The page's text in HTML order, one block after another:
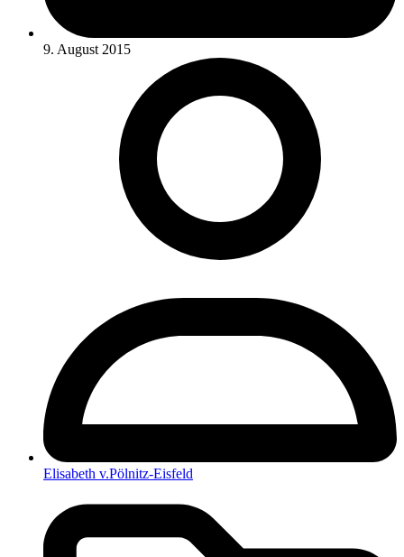
9. August 2015
Elisabeth v.Pölnitz-Eisfeld